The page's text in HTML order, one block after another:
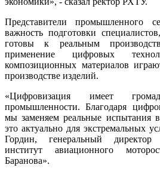
Представители промышленного
важность подготовки
готовы к реальным
применение цифровых
композиционных материалов
производстве изделий.
«Цифровизация имеет
промышленности. Благодаря
мы заменяем реальные испытания
это актуально для экстремальных
Гордин, генеральный
институт авиационного
Баранова».